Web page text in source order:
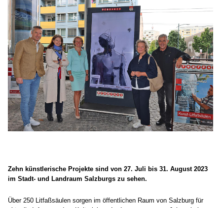
Zehn künstlerische Projekte sind von 27. Juli bis 31. August 2023
im Stadt- und Landraum Salzburgs zu sehen.
Über 250 Litfaßsäulen sorgen im öffentlichen Raum von Salzburg für